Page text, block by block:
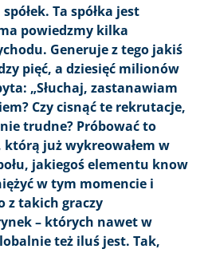
Ta spółka jest
powiedzmy kilka
Generuje z tego jakiś
pięć, a dziesięć milionów
„Słuchaj, zastanawiam
Czy cisnąć te rekrutacje,
trudne? Próbować to
którą już wykreowałem w
jakiegoś elementu know
w tym momencie i
z takich graczy
– których nawet w
też iluś jest. Tak,